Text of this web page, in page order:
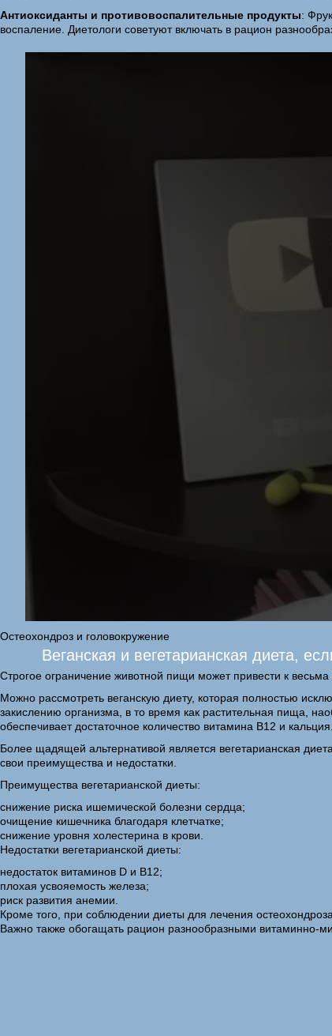
Антиоксиданты и противовоспалительные продукты:
воспаление. Диетологи советуют включать в рацион
Остеохондроз и головокружение
Веганская и вегетарианская диета,
Строгое ограничение животной пищи может привести к весьма
Можно рассмотреть веганскую диету, которая полностью
закислению организма, в то время как растительная пища,
обеспечивает достаточное количество витамина В12 и
Более щадящей альтернативой является вегетарианская
свои преимущества и недостатки.
Преимущества вегетарианской диеты:
снижение риска ишемической болезни сердца;
очищение кишечника благодаря клетчатке;
снижение уровня холестерина в крови.
Недостатки вегетарианской диеты:
недостаток витаминов D и B12;
плохая усвояемость железа;
риск развития анемии.
Кроме того, при соблюдении диеты для лечения
Важно также обогащать рацион разнообразными витаминно-